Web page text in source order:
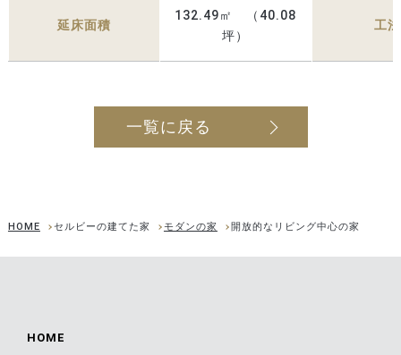
延床面積
132.49㎡ （40.08
坪）
工法
一覧に戻る
HOME セルビーの建てた家 モダンの家 開放的なリビング中心の家
HOME